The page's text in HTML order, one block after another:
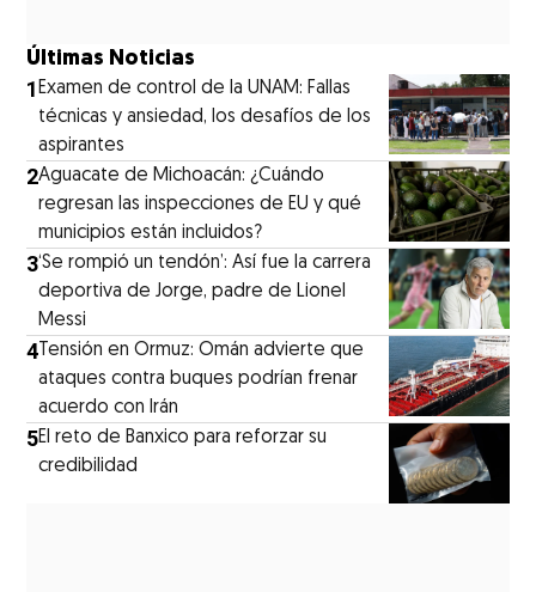
Últimas Noticias
1Examen de control de la UNAM: Fallas
técnicas y ansiedad, los desafíos de los
aspirantes
2Aguacate de Michoacán: ¿Cuándo
regresan las inspecciones de EU y qué
municipios están incluidos?
3‘Se rompió un tendón’: Así fue la carrera
deportiva de Jorge, padre de Lionel
Messi
4 Tensión en Ormuz: Omán advierte que
ataques contra buques podrían frenar
acuerdo con Irán
5El reto de Banxico para reforzar su
credibilidad